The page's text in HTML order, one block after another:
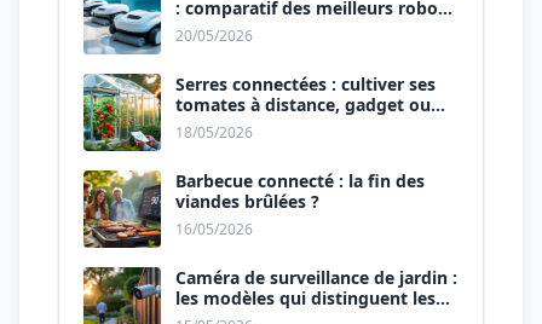
: comparatif des meilleurs robots
de 2026.
20/05/2026
Serres connectées : cultiver ses
tomates à distance, gadget ou
révolution ?
18/05/2026
Barbecue connecté : la fin des
viandes brûlées ?
16/05/2026
Caméra de surveillance de jardin :
les modèles qui distinguent les
humains des animaux.